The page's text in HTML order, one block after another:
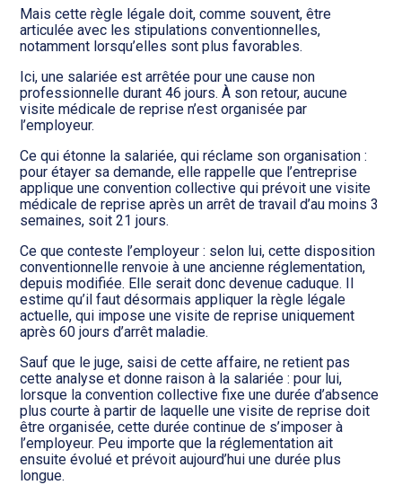
Mais cette règle légale doit, comme souvent, être
articulée avec les stipulations conventionnelles,
notamment lorsqu’elles sont plus favorables.
Ici, une salariée est arrêtée pour une cause non
professionnelle durant 46 jours. À son retour, aucune
visite médicale de reprise n’est organisée par
l’employeur.
Ce qui étonne la salariée, qui réclame son organisation :
pour étayer sa demande, elle rappelle que l’entreprise
applique une convention collective qui prévoit une visite
médicale de reprise après un arrêt de travail d’au moins 3
semaines, soit 21 jours.
Ce que conteste l’employeur : selon lui, cette disposition
conventionnelle renvoie à une ancienne réglementation,
depuis modifiée. Elle serait donc devenue caduque. Il
estime qu’il faut désormais appliquer la règle légale
actuelle, qui impose une visite de reprise uniquement
après 60 jours d’arrêt maladie.
Sauf que le juge, saisi de cette affaire, ne retient pas
cette analyse et donne raison à la salariée : pour lui,
lorsque la convention collective fixe une durée d’absence
plus courte à partir de laquelle une visite de reprise doit
être organisée, cette durée continue de s’imposer à
l’employeur. Peu importe que la réglementation ait
ensuite évolué et prévoit aujourd’hui une durée plus
longue.